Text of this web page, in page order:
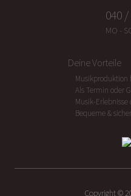
040 /
MO -
Deine Vorteile
Musikproduktion
Als Termin oder
Musik-Erlebnisse
Bequeme &
Copyright ©